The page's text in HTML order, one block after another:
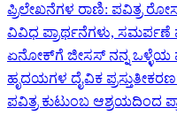
ಪ್ರಿಲೇಖನೆಗಳ ರಾಣಿ: ಪವಿತ್ರ
ವಿವಿಧ ಪ್ರಾರ್ಥನೆಗಳು, ಸಮರ್ಪಣೆ
ಏನೋಕ್‍ಗೆ ಜೀಸಸ್ ನನ್ನ ಒಳ್ಳೆಯ
ಹೃದಯಗಳ ದೈವಿಕ
ಪವಿತ್ರ ಕುಟುಂಬ ಆಶ್ರಯದಿಂದ